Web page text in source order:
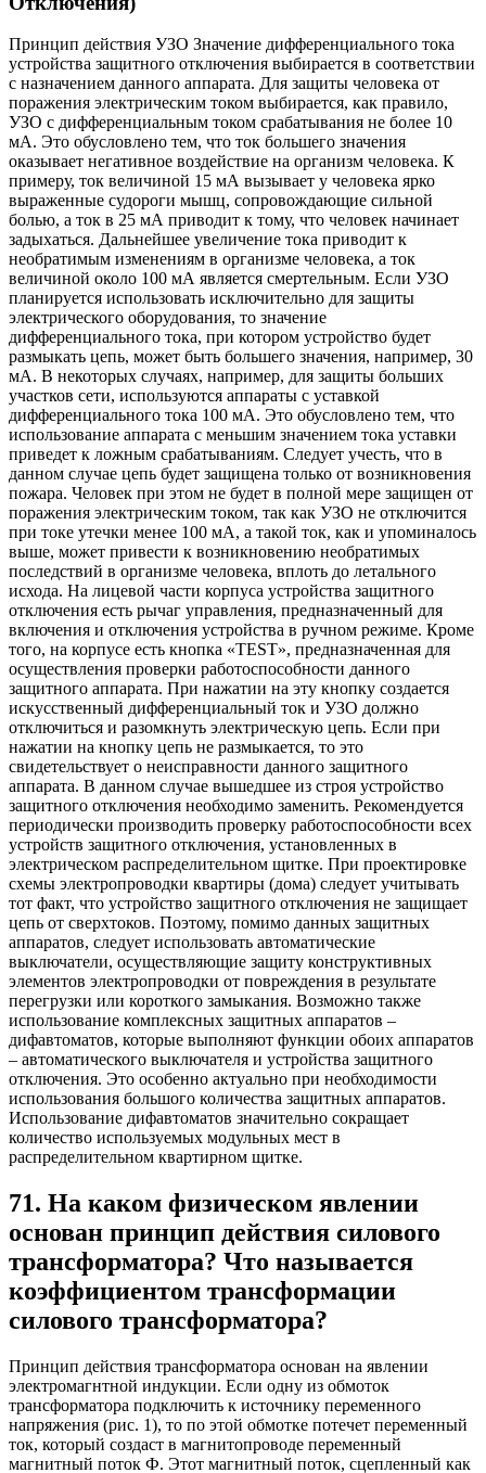
Принцип действия УЗО Значение дифференциального тока
устройства защитного отключения выбирается в соответствии
с назначением данного аппарата. Для защиты человека от
поражения электрическим током выбирается, как правило,
УЗО с дифференциальным током срабатывания не более 10
мА. Это обусловлено тем, что ток большего значения
оказывает негативное воздействие на организм человека. К
примеру, ток величиной 15 мА вызывает у человека ярко
выраженные судороги мышц, сопровождающие сильной
болью, а ток в 25 мА приводит к тому, что человек начинает
задыхаться. Дальнейшее увеличение тока приводит к
необратимым изменениям в организме человека, а ток
величиной около 100 мА является смертельным. Если УЗО
планируется использовать исключительно для защиты
электрического оборудования, то значение
дифференциального тока, при котором устройство будет
размыкать цепь, может быть большего значения, например, 30
мА. В некоторых случаях, например, для защиты больших
участков сети, используются аппараты с уставкой
дифференциального тока 100 мА. Это обусловлено тем, что
использование аппарата с меньшим значением тока уставки
приведет к ложным срабатываниям. Следует учесть, что в
данном случае цепь будет защищена только от возникновения
пожара. Человек при этом не будет в полной мере защищен от
поражения электрическим током, так как УЗО не отключится
при токе утечки менее 100 мА, а такой ток, как и упоминалось
выше, может привести к возникновению необратимых
последствий в организме человека, вплоть до летального
исхода. На лицевой части корпуса устройства защитного
отключения есть рычаг управления, предназначенный для
включения и отключения устройства в ручном режиме. Кроме
того, на корпусе есть кнопка «TEST», предназначенная для
осуществления проверки работоспособности данного
защитного аппарата. При нажатии на эту кнопку создается
искусственный дифференциальный ток и УЗО должно
отключиться и разомкнуть электрическую цепь. Если при
нажатии на кнопку цепь не размыкается, то это
свидетельствует о неисправности данного защитного
аппарата. В данном случае вышедшее из строя устройство
защитного отключения необходимо заменить. Рекомендуется
периодически производить проверку работоспособности всех
устройств защитного отключения, установленных в
электрическом распределительном щитке. При проектировке
схемы электропроводки квартиры (дома) следует учитывать
тот факт, что устройство защитного отключения не защищает
цепь от сверхтоков. Поэтому, помимо данных защитных
аппаратов, следует использовать автоматические
выключатели, осуществляющие защиту конструктивных
элементов электропроводки от повреждения в результате
перегрузки или короткого замыкания. Возможно также
использование комплексных защитных аппаратов –
дифавтоматов, которые выполняют функции обоих аппаратов
– автоматического выключателя и устройства защитного
отключения. Это особенно актуально при необходимости
использования большого количества защитных аппаратов.
Использование дифавтоматов значительно сокращает
количество используемых модульных мест в
распределительном квартирном щитке.
71. На каком физическом явлении
основан принцип действия силового
трансформатора? Что называется
коэффициентом трансформации
силового трансформатора?
Принцип действия трансформатора основан на явлении
электромагнтной индукции. Если одну из обмоток
трансформатора подключить к источнику переменного
напряжения (рис. 1), то по этой обмотке потечет переменный
ток, который создаст в магнитопроводе переменный
магнитный поток Ф. Этот магнитный поток, сцепленный как